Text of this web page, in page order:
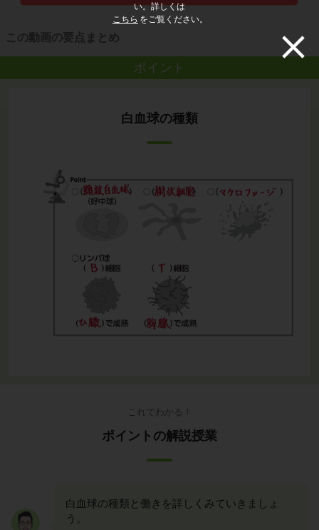
い。詳しくは
こちら をご覧ください。
この動画の要点まとめ
ポイント
白血球の種類
これでわかる！
ポイントの解説授業
白血球の種類と働きを詳しくみていきましょ
う。